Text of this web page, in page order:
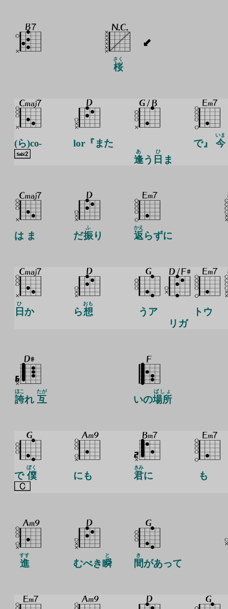
桜
さく
(ら)co-
lor『また
逢
あ
う 日
ひ
ま
で』 今
いま
は ま だ振
ふ
り 返
かえ
らずに
日
ひ
か ら想
おも
うア
リガ
トウ
誇
ほこ
れ 互
たが
いの場所
ばしょ
で 僕
ぼく
にも 君
きみ
に も
進
すす
むべき瞬
と
間
き
があって